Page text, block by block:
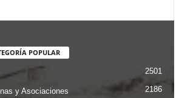
POPULAR
2501
y Asociaciones 2186